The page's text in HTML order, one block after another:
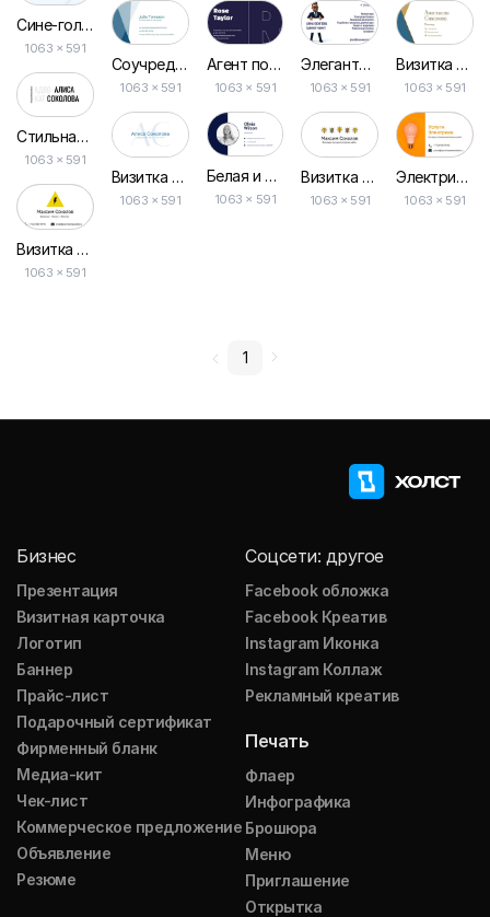
Сине-голубая Минималистичная Визитка с Элементами Дизайна
1063 × 591
Стильная Визитка для Адвокатов в Деловом Стиле
1063 × 591
Визитка Электрика с Молниями в Белом и Жёлтом
1063 × 591
Соучредитель Компании Геометрическая Визитная Карточка
1063 × 591
Визитка Парикмахера: Бело-синяя Стильная Дизайнерская Шаблон
1063 × 591
Агент по Недвижимости Голубая Визитная Карточка
1063 × 591
Белая и Синяя Простая Элегантная Визитная Карточка
1063 × 591
Элегантная Визитка для Юриста и Адвоката в Белых Оттенках
1063 × 591
Визитка Мастера Электрика с Иллюстрацией в Простом Белом Дизайне
1063 × 591
Визитка для Агентов по Недвижимости в Белом и Золотом Дизайне
1063 × 591
Электрическая Визитка: Бело-оранжевый Дизайн с Изображением
1063 × 591
1
Бизнес
Презентация
Визитная карточка
Логотип
Баннер
Прайс-лист
Подарочный сертификат
Фирменный бланк
Медиа-кит
Чек-лист
Коммерческое предложение
Объявление
Резюме
Соцсети: другое
Facebook обложка
Facebook Креатив
Instagram Иконка
Instagram Коллаж
Рекламный креатив
Печать
Флаер
Инфографика
Брошюра
Меню
Приглашение
Открытка